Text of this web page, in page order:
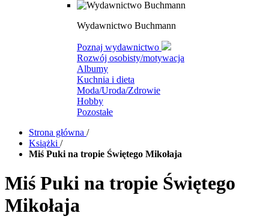
Wydawnictwo Buchmann
Poznaj wydawnictwo
Rozwój osobisty/motywacja
Albumy
Kuchnia i dieta
Moda/Uroda/Zdrowie
Hobby
Pozostałe
Strona główna /
Książki /
Miś Puki na tropie Świętego Mikołaja
Miś Puki na tropie Świętego
Mikołaja